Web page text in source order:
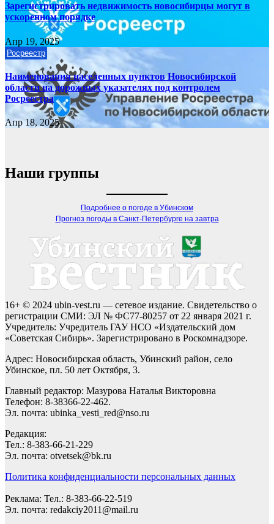
Зарегистрировать недвижимость новосибирцы могут в
ускоренном порядке
Апр 19, 2025
Росреестр
Наименования населенных пунктов Новосибирской
области на дорожных указателях под контролем
Росреестра
Апр 18, 2025
Наши группы
Подробнее о погоде в Убинском
Прогноз погоды в Санкт-Петербурге на завтра
16+ © 2024 ubin-vest.ru — сетевое издание. Свидетельство о
регистрации СМИ: ЭЛ № ФС77-80257 от 22 января 2021 г.
Учредитель: Учредитель ГАУ НСО «Издательский дом
«Советская Сибирь». Зарегистрировано в Роскомнадзоре.
Адрес: Новосибирская область, Убинский район, село
Убинское, пл. 50 лет Октября, 3.
Главный редактор: Мазурова Наталья Викторовна
Телефон: 8-38366-22-462.
Эл. почта: ubinka_vesti_red@nso.ru
Редакция:
Тел.: 8-383-66-21-229
Эл. почта: otvetsek@bk.ru
Политика конфиденциальности персональных данных
Реклама: Тел.: 8-383-66-22-519
Эл. почта: redakciy2011@mail.ru